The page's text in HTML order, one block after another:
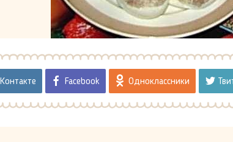
Facebook Одноклассники